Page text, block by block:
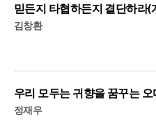
믿든지 타협하든지 결단하라(
김창환
우리 모두는 귀향을 꿈꾸는
정재우